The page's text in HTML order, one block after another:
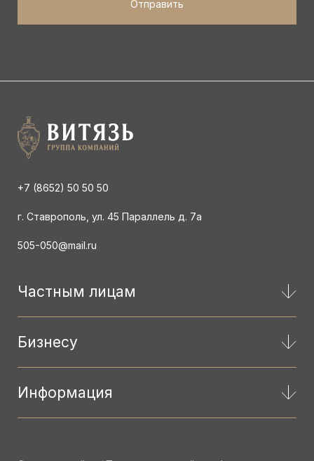
+7 (8652) 50 50 50
г. Ставрополь, ул. 45 Параллель д. 7а
505-050@mail.ru
Частным лицам
Бизнесу
Информация